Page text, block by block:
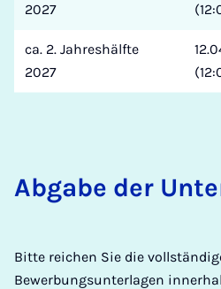
2027
ca. 2. Jahreshälfte
2027
Ab­ga­be der
Bitte reichen Sie die
Bewerbungsunterlagen